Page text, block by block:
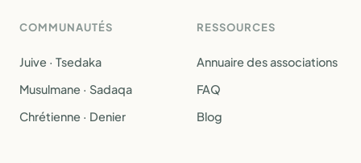
COMMUNAUTÉS
Juive · Tsedaka
Musulmane · Sadaqa
Chrétienne · Denier
RESSOURCES
Annuaire des associations
FAQ
Blog